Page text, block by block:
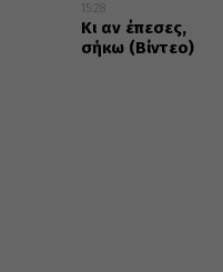
15:28
Κι αν έπεσες,
σήκω (Βίντεο)